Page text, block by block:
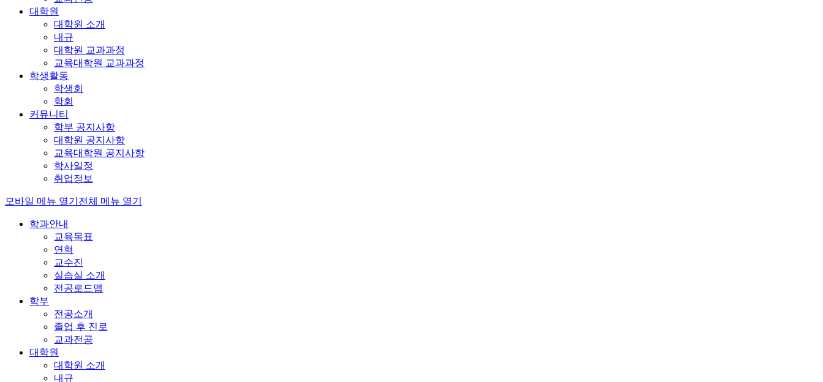
대학원
대학원 소개
내규
대학원 교과과정
교육대학원 교과과정
학생활동
학생회
학회
커뮤니티
학부 공지사항
대학원 공지사항
교육대학원 공지사항
학사일정
취업정보
모바일 메뉴 열기 전체 메뉴 열기
학과안내
교육목표
연혁
교수진
실습실 소개
전공로드맵
학부
전공소개
졸업 후 진로
교과전공
대학원
대학원 소개
내규